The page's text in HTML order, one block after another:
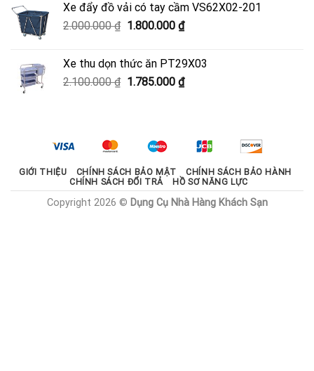
950.000 ₫.là:
600.000 ₫.
Xe đẩy đồ vải có tay cầm VS62X02-201
2.000.000₫ Giá
2.000.000 ₫.
1.800.000 ₫Giá
là:
1.800.000 ₫.
Xe thu dọn thức ăn PT29X03
2.100.000₫ Giá
1.785.000 ₫Giá
1.785.000 ₫.
GIỚI THIỆU CHÍNH SÁCH BẢO MẬT
CHÍNH SÁCH BẢO HÀNH
CHÍNH SÁCH ĐỔI TRẢ
HỒ SƠ NĂNG LỰC
Copyright 2026 © Dụng Cụ Nhà Hàng Khách Sạn